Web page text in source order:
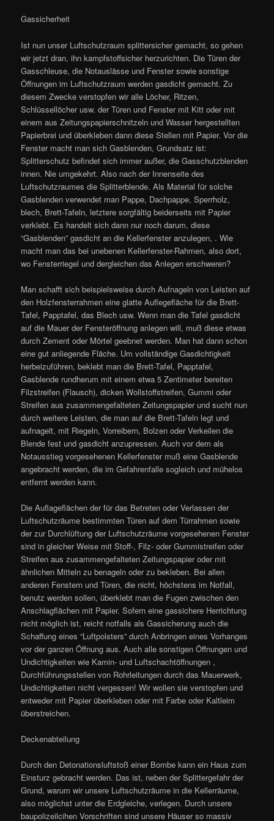
Gassicherheit
Ist nun unser Luftschutzraum splittersicher gemacht, so gehen
wir jetzt dran, ihn kampfstoffsicher herzurichten. Die Türen der
Gasschleuse, die Notauslässe und Fenster sowie sonstige
Öffnungen im Luftschutzraum werden gasdicht gemacht. Zu
diesem Zwecke verstopfen wir alle Löcher, Ritzen,
Schlüssellöcher usw. der Türen und Fenster mit Kitt oder mit
einem aus Zeitungspapierschnitzeln und Wasser hergestellten
Papierbrei und überkleben dann diese Stellen mit Papier. Vor die
Fenster macht man sich Gasblenden, Grundsatz ist:
Splitterschutz befindet sich immer außer, die Gasschutzblenden
innen. Nie umgekehrt. Also nach der Innenseite des
Luftschutzraumes die Splitterblende. Als Material für solche
Gasblenden verwendet man Pappe, Dachpappe, Sperrholz,
blech, Brett-Tafeln, letztere sorgfältig beiderseits mit Papier
verklebt. Es handelt sich dann nur noch darum, diese
“Gasblenden” gasdicht an die Kellerfenster anzulegen, . Wie
macht man das bei unebenen Kellerfenster-Rahmen, also dort,
wo Fensterriegel und dergleichen das Anlegen erschweren?
Man schafft sich beispielsweise durch Aufnageln von Leisten auf
den Holzfensterrahmen eine glatte Auflegefläche für die Brett-
Tafel, Papptafel, das Blech usw. Wenn man die Tafel gasdicht
auf die Mauer der Fensteröffnung anlegen will, muß diese etwas
durch Zement oder Mörtel geebnet werden. Man hat dann schon
eine gut anliegende Fläche. Um vollständige Gasdichtigkeit
herbeizuführen, beklebt man die Brett-Tafel, Papptafel,
Gasblende rundherum mit einem etwa 5 Zentimeter bereiten
Filzstreifen (Flausch), dicken Wollstoffstreifen, Gummi oder
Streifen aus zusammengefalteten Zeitungspapier und sucht nun
durch weitere Leisten, die man auf die Brett-Tafeln legt und
aufnagelt, mit Riegeln, Vorreibern, Bolzen oder Verkeilen die
Blende fest und gasdicht anzupressen. Auch vor dem als
Notausstieg vorgesehenen Kellerfenster muß eine Gasblende
angebracht werden, die im Gefahrenfalle sogleich und mühelos
entfernt werden kann.
Die Auflageflächen der für das Betreten oder Verlassen der
Luftschutzräume bestimmten Türen auf dem Türrahmen sowie
der zur Durchlüftung der Luftschutzräume vorgesehenen Fenster
sind in gleicher Weise mit Stoff-, Filz- oder Gummistreifen oder
Streifen aus zusammengefalteten Zeitungspapier oder mit
ähnlichen Mitteln zu benageln oder zu bekleben. Bei allen
anderen Fenstern und Türen, die nicht, höchstens im Notfall,
benutz werden sollen, überklebt man die Fugen zwischen den
Anschlagflächen mit Papier. Sofern eine gassichere Herrichtung
nicht möglich ist, reicht notfalls als Gassicherung auch die
Schaffung eines “Luftpolsters” durch Anbringen eines Vorhanges
vor der ganzen Öffnung aus. Auch alle sonstigen Öffnungen und
Undichtigkeiten wie Kamin- und Luftschachtöffnungen ,
Durchführungsstellen von Rohrleitungen durch das Mauerwerk,
Undichtigkeiten nicht vergessen! Wir wollen sie verstopfen und
entweder mit Papier überkleben oder mit Farbe oder Kaltleim
überstreichen.
Deckenabteilung
Durch den Detonationsluftstoß einer Bombe kann ein Haus zum
Einsturz gebracht werden. Das ist, neben der Splittergefahr der
Grund, warum wir unsere Luftschutzräume in die Kellerräume,
also möglichst unter die Erdgleiche, verlegen. Durch unsere
baupolizeilcihen Vorschriften sind unsere Häuser so massiv